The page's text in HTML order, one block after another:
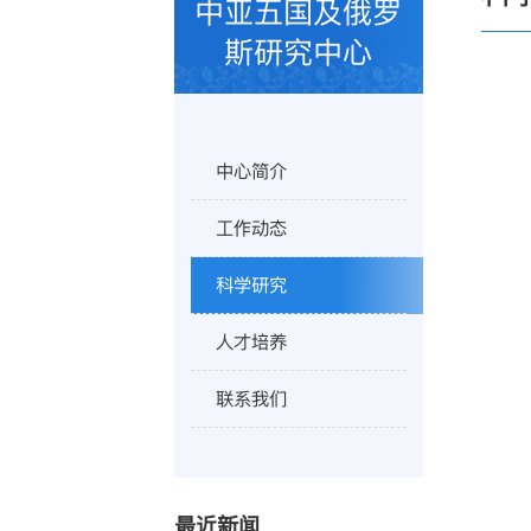
中亚五国及俄罗
斯研究中心
中心简介
工作动态
科学研究
人才培养
联系我们